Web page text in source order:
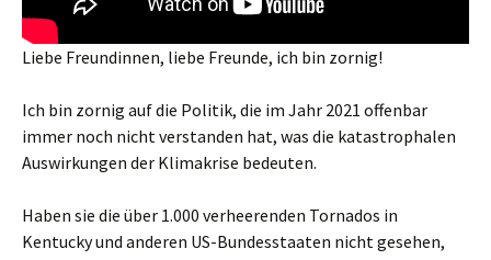
Liebe Freundinnen, liebe Freunde, ich bin zornig!
Ich bin zornig auf die Politik, die im Jahr 2021 offenbar
immer noch nicht verstanden hat, was die katastrophalen
Auswirkungen der Klimakrise bedeuten.
Haben sie die über 1.000 verheerenden Tornados in
Kentucky und anderen US-Bundesstaaten nicht gesehen,